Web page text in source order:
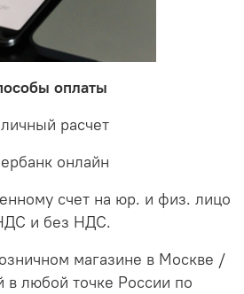
оплаты
расчет
онлайн
счет на юр. и физ. лицо
и без НДС.
магазине в Москве /
в любой точке России по